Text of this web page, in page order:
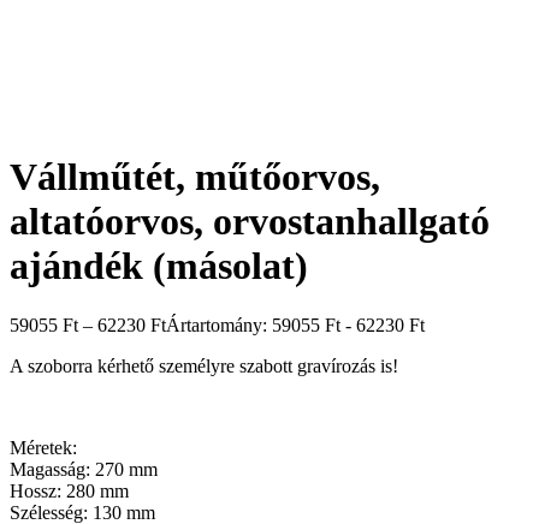
Vállműtét, műtőorvos,
altatóorvos, orvostanhallgató
ajándék (másolat)
59055 Ft – 62230 FtÁrtartomány: 59055 Ft - 62230 Ft
A szoborra kérhető személyre szabott gravírozás is!
Méretek:
Magasság: 270 mm
Hossz: 280 mm
Szélesség: 130 mm